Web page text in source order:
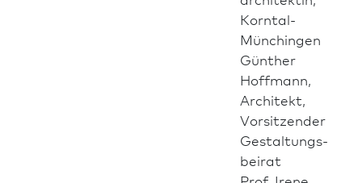
Korntal-
Münchingen
Günther
Hoffmann,
Architekt,
Vorsitzender
Gestaltungs­
beirat